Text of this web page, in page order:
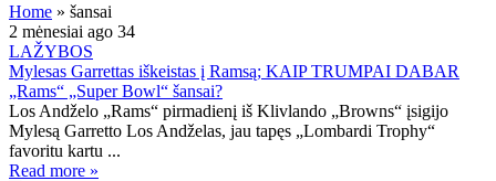
Home » šansai
2 mėnesiai ago 34
LAŽYBOS
Mylesas Garrettas iškeistas į Ramsą; KAIP TRUMPAI DABAR
„Rams“ „Super Bowl“ šansai?
Los Andželo „Rams“ pirmadienį iš Klivlando „Browns“ įsigijo
Mylesą Garretto Los Andželas, jau tapęs „Lombardi Trophy“
favoritu kartu ...
Read more »